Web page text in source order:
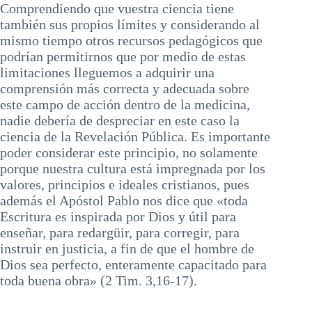
Comprendiendo que vuestra ciencia tiene
también sus propios límites y considerando al
mismo tiempo otros recursos pedagógicos que
podrían permitirnos que por medio de estas
limitaciones lleguemos a adquirir una
comprensión más correcta y adecuada sobre
este campo de acción dentro de la medicina,
nadie debería de despreciar en este caso la
ciencia de la Revelación Pública. Es importante
poder considerar este principio, no solamente
porque nuestra cultura está impregnada por los
valores, principios e ideales cristianos, pues
además el Apóstol Pablo nos dice que «toda
Escritura es inspirada por Dios y útil para
enseñar, para redargüir, para corregir, para
instruir en justicia, a fin de que el hombre de
Dios sea perfecto, enteramente capacitado para
toda buena obra» (2 Tim. 3,16-17).